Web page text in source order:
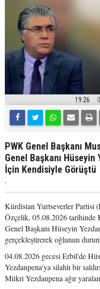
19:26
PWK Genel Başkanı
Genel Başkanı Hüseyin
İçin Kendisiyle Görüştü
.
Kürdistan Yurtseverler Partisi
Özçelik, 05.08.2026
Genel Başkanı Hüseyin
gerçekleştirerek oğlunun
04.08.2026 gecesi Erbil'de
Yezdanpena'ya silahlı bir
Mükri Yezdanpena ağır